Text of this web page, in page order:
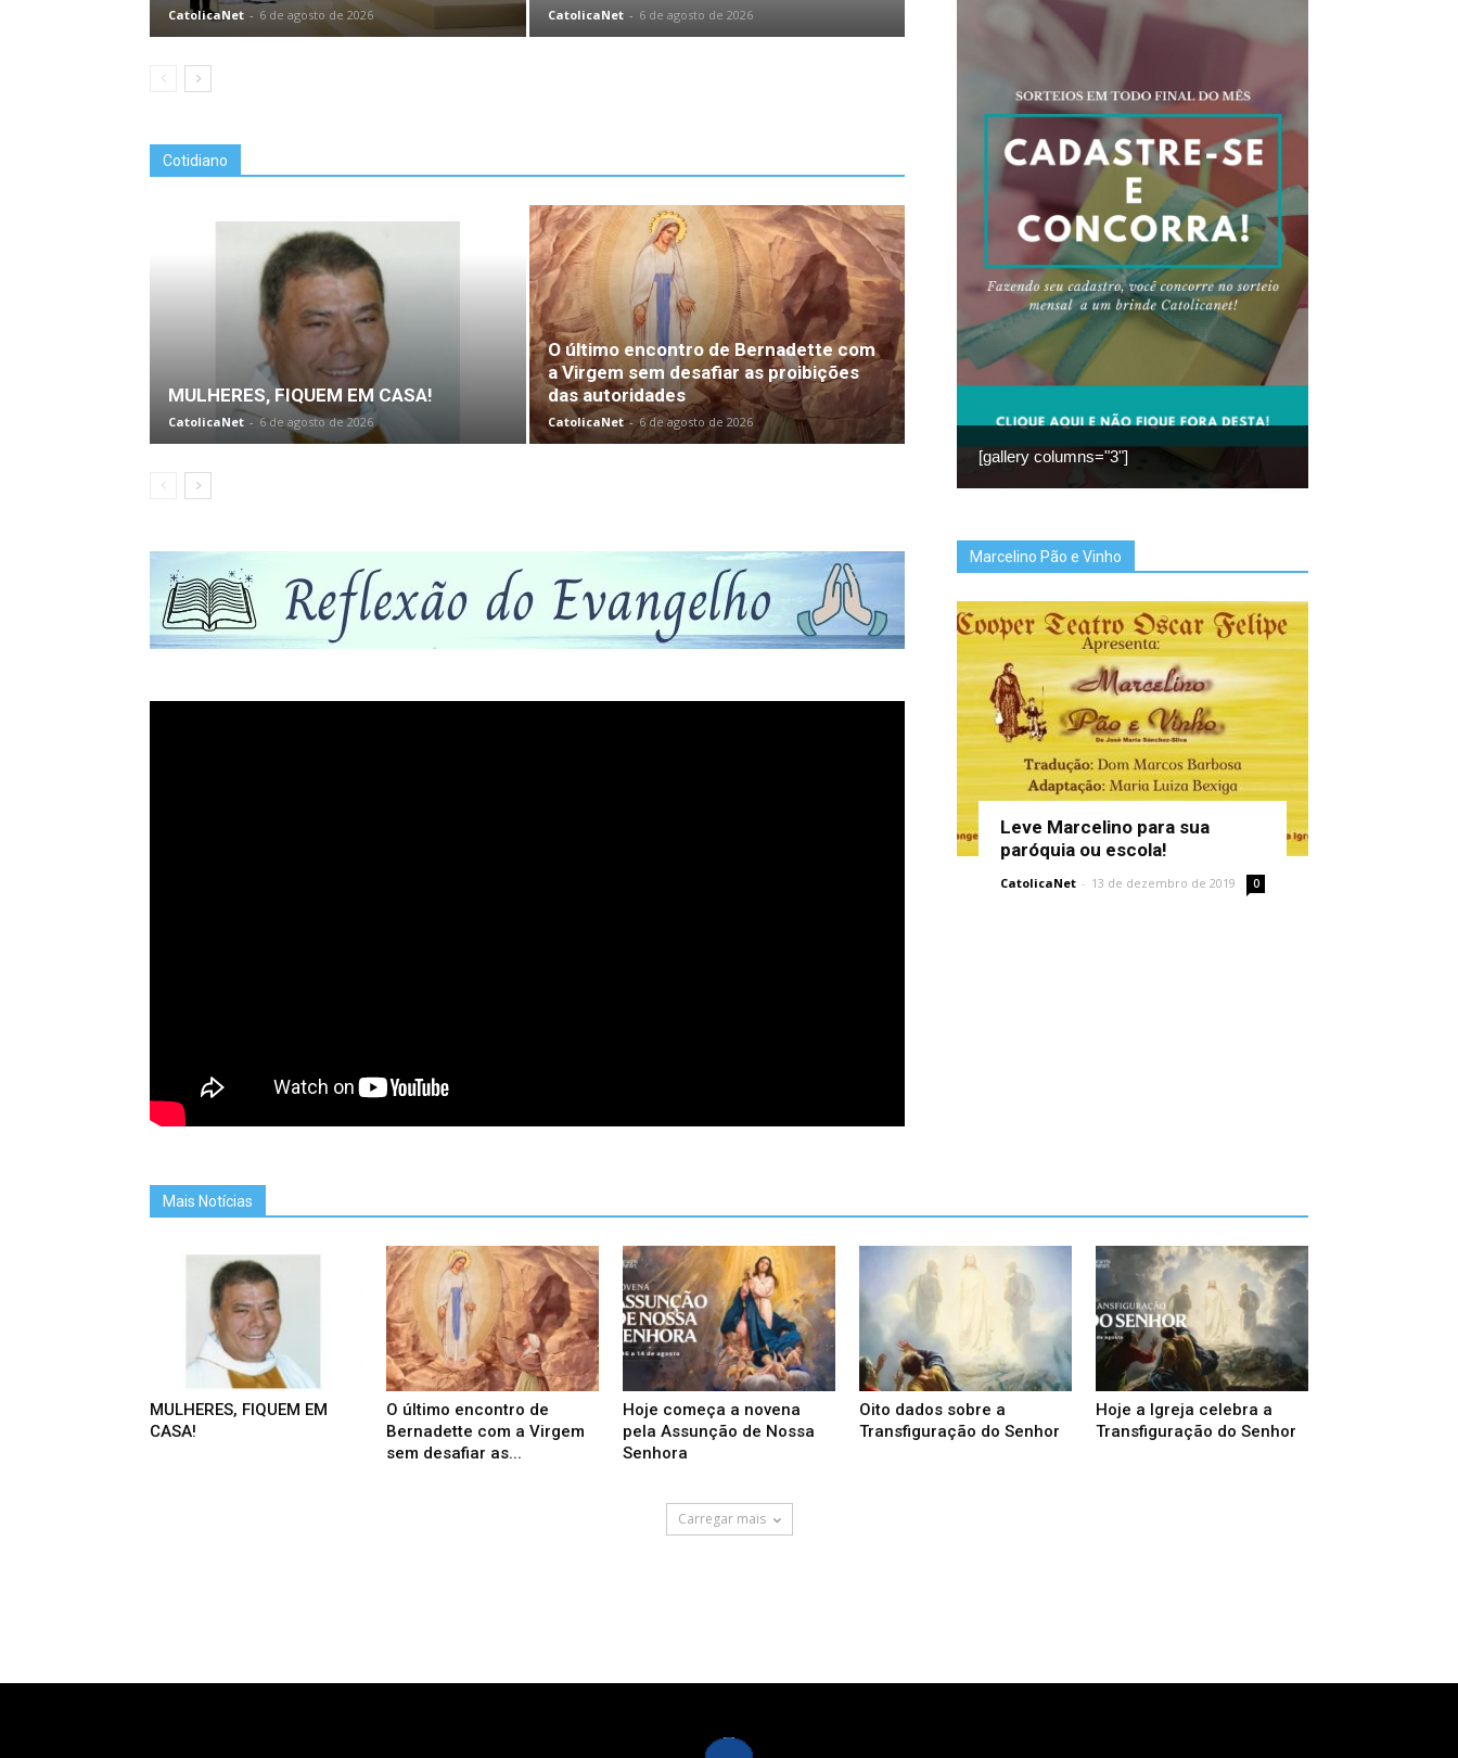
CatolicaNet - 6 de agosto de 2026 CatolicaNet - 6 de agosto de 2026
Cotidiano
MULHERES, FIQUEM EM CASA!
CatolicaNet - 6 de agosto de 2026
O último encontro de Bernadette com
a Virgem sem desafiar as proibições
das autoridades
CatolicaNet - 6 de agosto de 2026
[gallery columns="3"]
Marcelino Pão e Vinho
Leve Marcelino para sua
paróquia ou escola!
CatolicaNet - 13 de dezembro de 2019 0
Mais Notícias
MULHERES, FIQUEM EM
CASA!
O último encontro de
Bernadette com a Virgem
sem desafiar as...
Hoje começa a novena
pela Assunção de Nossa
Senhora
Oito dados sobre a
Transfiguração do Senhor
Hoje a Igreja celebra a
Transfiguração do Senhor
Carregar mais